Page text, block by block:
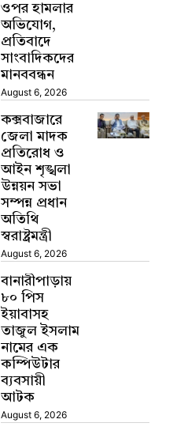
ওপর হামলার
অভিযোগ,
প্রতিবাদে
সাংবাদিকদের
মানববন্ধন
August 6, 2026
কক্সবাজারে
জেলা মাদক
প্রতিরোধ ও
আইন শৃঙ্খলা
উন্নয়ন সভা
সম্পন্ন প্রধান
অতিথি
স্বরাষ্ট্রমন্ত্রী
August 6, 2026
বানারীপাড়ায়
৮০ পিস
ইয়াবাসহ
তাজুল ইসলাম
নামের এক
কম্পিউটার
ব্যবসায়ী
আটক
August 6, 2026